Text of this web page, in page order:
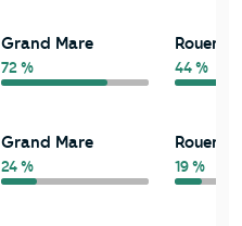
Grand Mare
72 %
Rouen
44 %
Grand Mare
24 %
Rouen
19 %